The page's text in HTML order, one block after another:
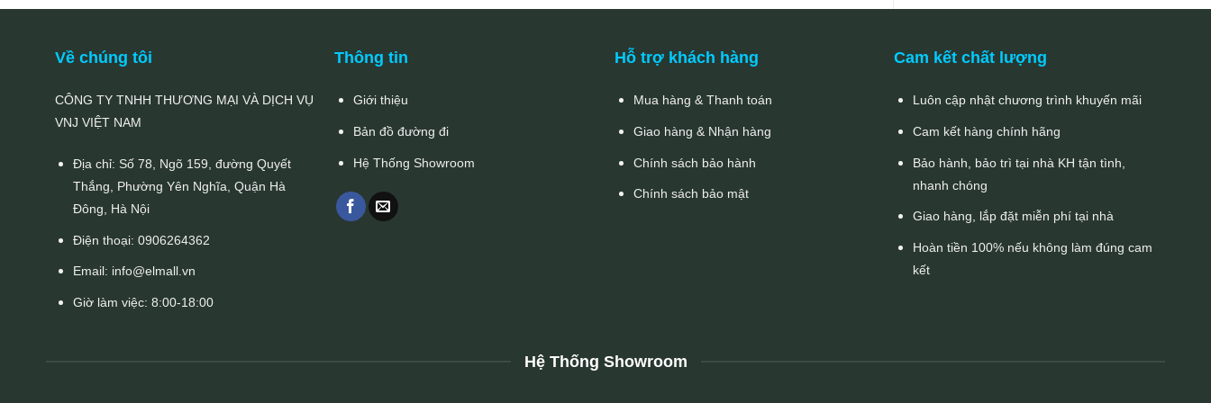
Về chúng tôi
CÔNG TY TNHH THƯƠNG MẠI VÀ DỊCH VỤ
VNJ VIỆT NAM
Địa chỉ: Số 78, Ngõ 159, đường Quyết
Thắng, Phường Yên Nghĩa, Quận Hà
Đông, Hà Nội
Điện thoại:0906264362
Email: info@elmall.vn
Giờ làm việc: 8:00-18:00
Thông tin
Giới thiệu
Bản đồ đường đi
Hệ Thống Showroom
Hỗ trợ khách hàng
Mua hàng & Thanh toán
Giao hàng & Nhận hàng
Chính sách bảo hành
Chính sách bảo mật
Cam kết chất lượng
Luôn cập nhật chương trình khuyến mãi
Cam kết hàng chính hãng
Bảo hành, bảo trì tại nhà KH tận tình,
nhanh chóng
Giao hàng, lắp đặt miễn phí tại nhà
Hoàn tiền 100% nếu không làm đúng cam
kết
Hệ Thống Showroom